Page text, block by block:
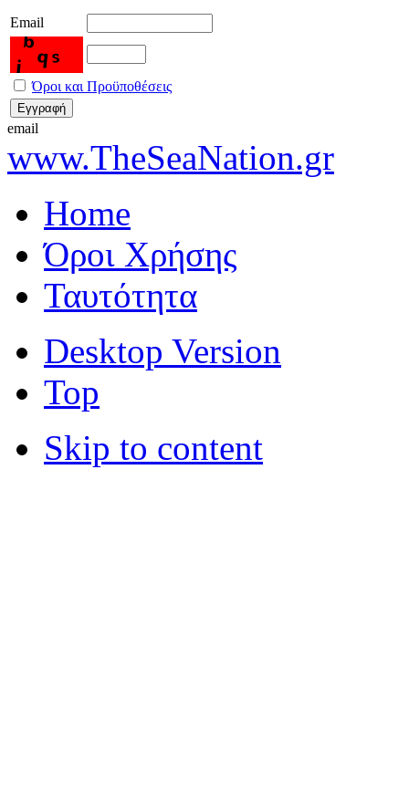
Email
Όροι και Προϋποθέσεις
email
www.TheSeaNation.gr
Home
Όροι Χρήσης
Ταυτότητα
Desktop Version
Top
Skip to content